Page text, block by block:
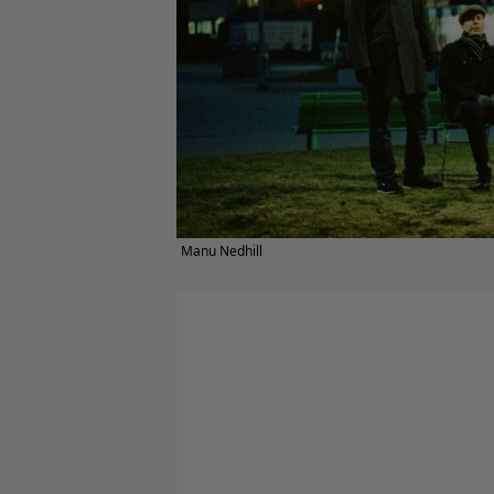
Manu Nedhill